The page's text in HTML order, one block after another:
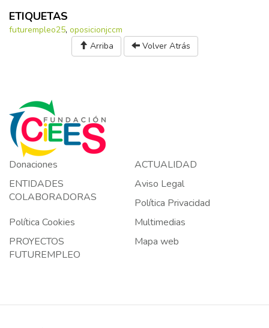
ETIQUETAS
futurempleo25, oposicionjccm
Arriba
Volver Atrás
Donaciones
ACTUALIDAD
ENTIDADES
COLABORADORAS
Aviso Legal
Política Privacidad
Política Cookies
Multimedias
PROYECTOS
FUTUREMPLEO
Mapa web